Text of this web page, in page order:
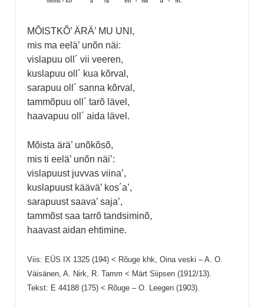
MÕISTKÕ’ ÄRÄ’ MU UNI,
mis ma eelä’ unõn näi:
vislapuu oll´ vii veeren,
kuslapuu oll´ kua kõrval,
sarapuu oll´ sanna kõrval,
tammõpuu oll´ tarõ lävel,
haavapuu oll´ aida lävel.
Mõista ärä’ unõkõsõ,
mis ti eelä’ unõn näi’:
vislapuust juvvas viina’,
kuslapuust käävä’ kos´a’,
sarapuust saava’ saja’,
tammõst saa tarrõ tandsiminõ,
haavast aidan ehtimine.
Viis: EÜS IX 1325 (194) < Rõuge khk, Oina veski – A. O.
Väisänen, A. Nirk, R. Tamm < Märt Siipsen (1912/13).
Tekst: E 44188 (175) < Rõuge – O. Leegen (1903).